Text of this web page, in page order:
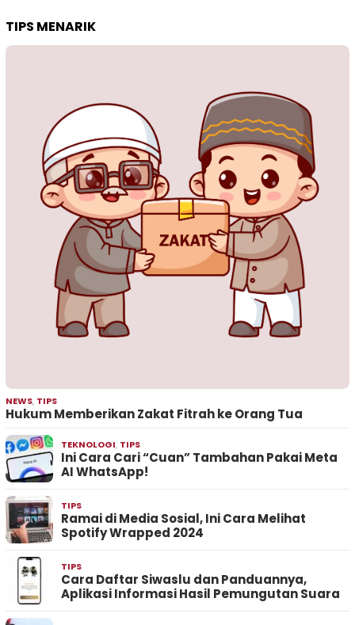
TIPS MENARIK
NEWS, TIPS
Hukum Memberikan Zakat Fitrah ke Orang Tua
TEKNOLOGI, TIPS
Ini Cara Cari “Cuan” Tambahan Pakai Meta
AI WhatsApp!
TIPS
Ramai di Media Sosial, Ini Cara Melihat
Spotify Wrapped 2024
TIPS
Cara Daftar Siwaslu dan Panduannya,
Aplikasi Informasi Hasil Pemungutan Suara